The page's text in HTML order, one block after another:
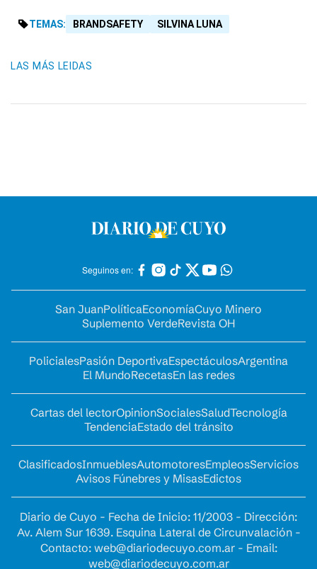
TEMAS: BRANDSAFETY SILVINA LUNA
LAS MÁS LEIDAS
Seguinos en:
San JuanPolíticaEconomíaCuyo Minero
Suplemento VerdeRevista OH
PolicialesPasión DeportivaEspectáculosArgentina
El MundoRecetasEn las redes
Cartas del lectorOpinionSocialesSaludTecnología
TendenciaEstado del tránsito
ClasificadosInmueblesAutomotoresEmpleosServicios
Avisos Fúnebres y MisasEdictos
Diario de Cuyo - Fecha de Inicio: 11/2003 - Dirección:
Av. Alem Sur 1639. Esquina Lateral de Circunvalación -
Contacto: web@diariodecuyo.com.ar- Email:
web@diariodecuyo.com.ar